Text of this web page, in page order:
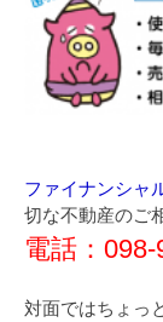
ファイナンシャ
切な不動産のご
電話：
対面ではちょっ